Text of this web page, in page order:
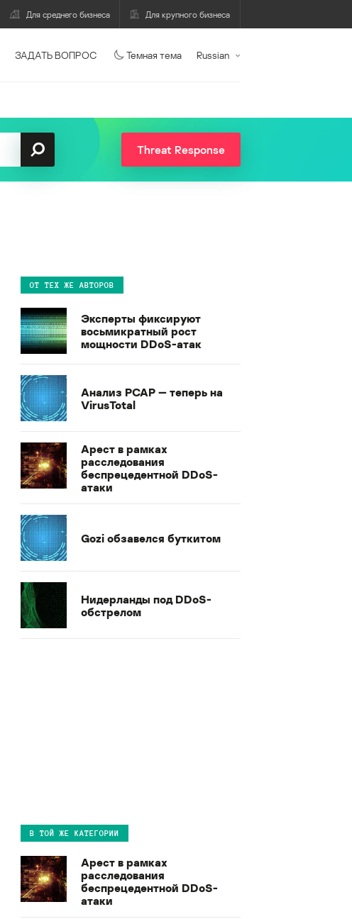
Для среднего бизнеса Для крупного бизнеса
ЗАДАТЬ ВОПРОС Темная тема Russian
Threat Response
ОТ ТЕХ ЖЕ АВТОРОВ
Эксперты фиксируют
восьмикратный рост
мощности DDoS-атак
Анализ PCAP — теперь на
VirusTotal
Арест в рамках
расследования
беспрецедентной DDoS-
атаки
Gozi обзавелся буткитом
Нидерланды под DDoS-
обстрелом
В ТОЙ ЖЕ КАТЕГОРИИ
Арест в рамках
расследования
беспрецедентной DDoS-
атаки